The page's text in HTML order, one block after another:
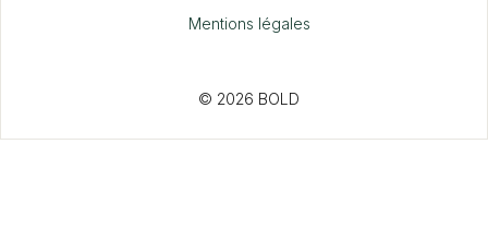
© 2026 BOLD
Mentions légales